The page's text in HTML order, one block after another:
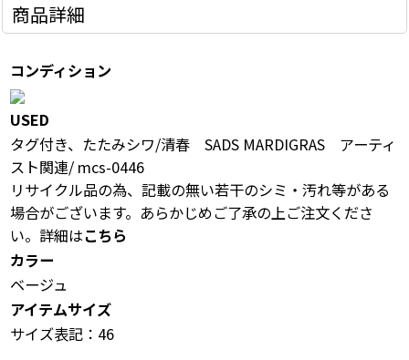
商品詳細
コンディション
USED
タグ付き、たたみシワ/清春 SADS MARDIGRAS アーティ
スト関連/ mcs-0446
リサイクル品の為、記載の無い若干のシミ・汚れ等がある
場合がございます。あらかじめご了承の上ご注文くださ
い。詳細はこちら
カラー
ベージュ
アイテムサイズ
サイズ表記：46